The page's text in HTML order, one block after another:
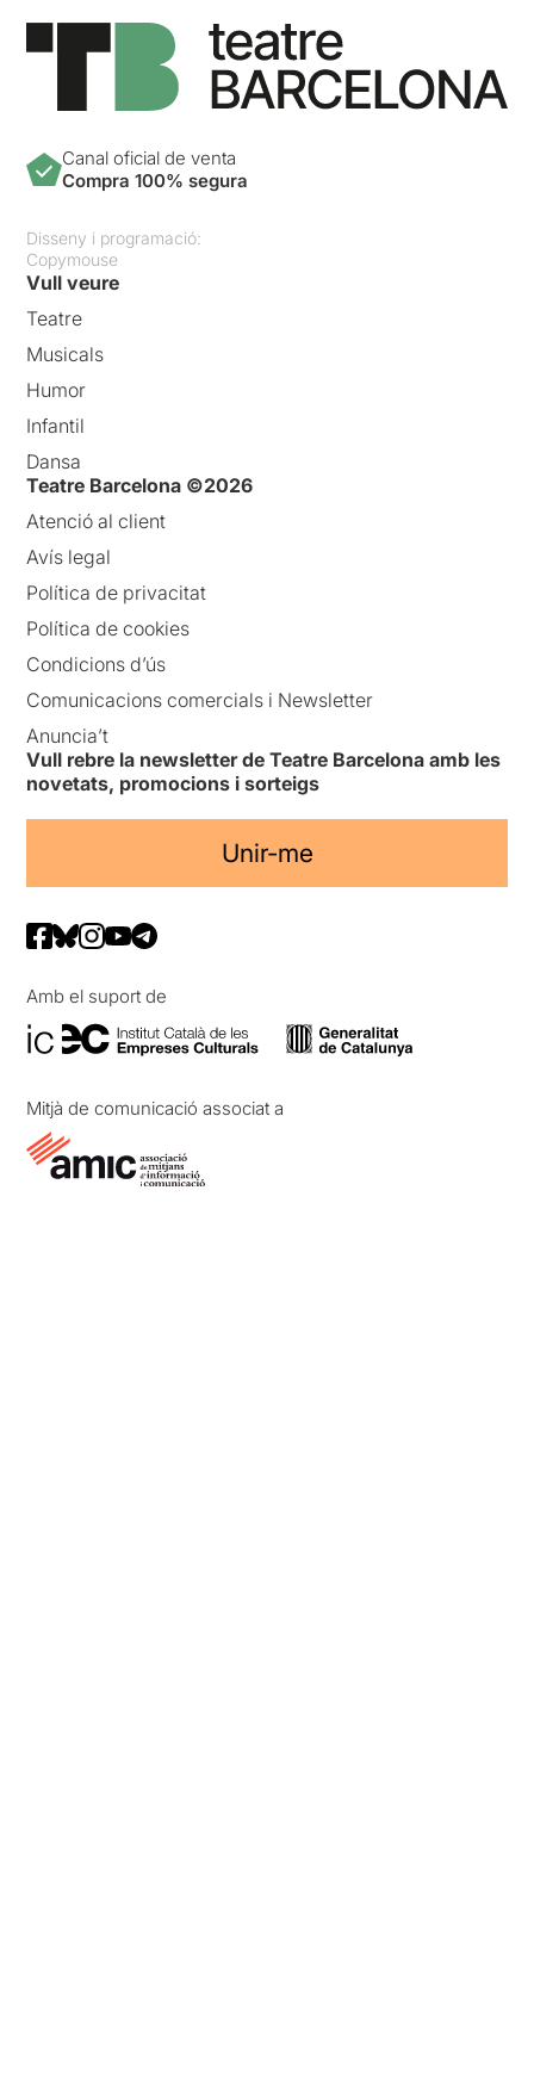
Canal oficial de venta
Compra 100% segura
Disseny i programació:
Copymouse
Vull veure
Teatre
Musicals
Humor
Infantil
Dansa
Teatre Barcelona ©2026
Atenció al client
Avís legal
Política de privacitat
Política de cookies
Condicions d’ús
Comunicacions comercials i Newsletter
Anuncia’t
Vull rebre la newsletter de Teatre Barcelona amb les
novetats, promocions i sorteigs
Unir-me
Amb el suport de
Mitjà de comunicació associat a